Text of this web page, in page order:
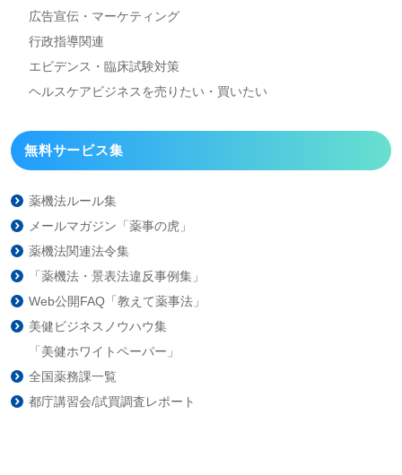
広告宣伝・マーケティング
行政指導関連
エビデンス・臨床試験対策
ヘルスケアビジネスを売りたい・買いたい
無料サービス集
薬機法ルール集
メールマガジン「薬事の虎」
薬機法関連法令集
「薬機法・景表法違反事例集」
Web公開FAQ「教えて薬事法」
美健ビジネスノウハウ集
「美健ホワイトペーパー」
全国薬務課一覧
都庁講習会/試買調査レポート